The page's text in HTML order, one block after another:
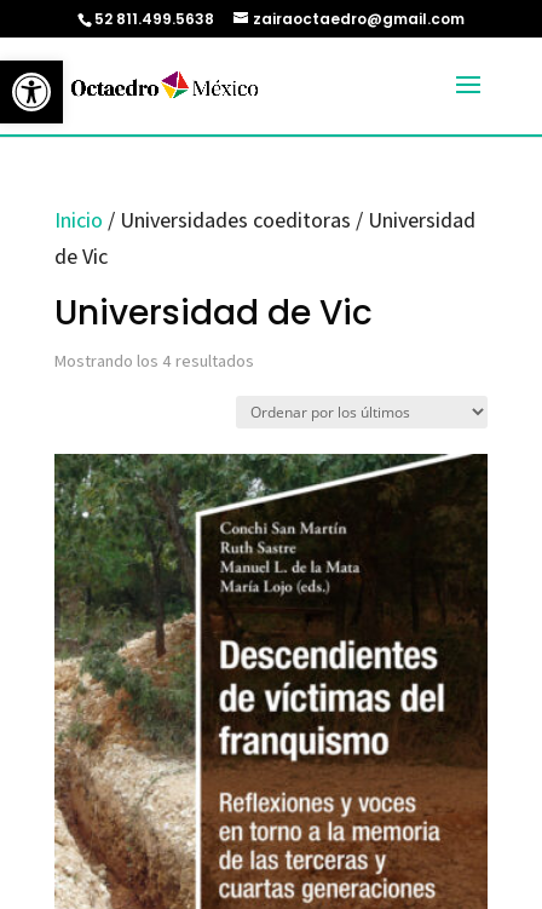
Abrir barra de herramientas
52 811.499.5638 zairaoctaedro@gmail.com
Inicio / Universidades coeditoras / Universidad
de Vic
Universidad de Vic
Mostrando los 4 resultadosOrdenado
últimos